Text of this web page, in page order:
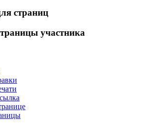
страниц
участника